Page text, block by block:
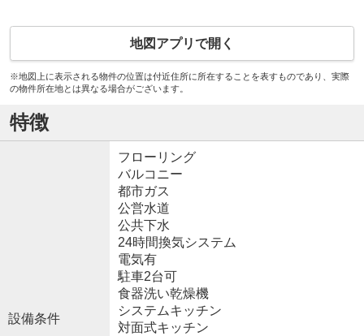
地図アプリで開く
※地図上に表示される物件の位置は付近住所に所在することを表すものであり、実際
の物件所在地とは異なる場合がございます。
特徴
設備条件
フローリング
バルコニー
都市ガス
公営水道
公共下水
24時間換気システム
電気有
駐車2台可
食器洗い乾燥機
システムキッチン
対面式キッチン